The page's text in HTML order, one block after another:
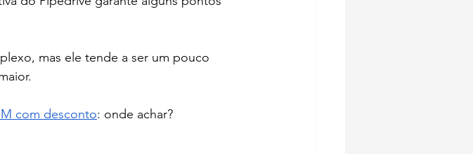
mas ele tende a ser um pouco
com desconto: onde achar?